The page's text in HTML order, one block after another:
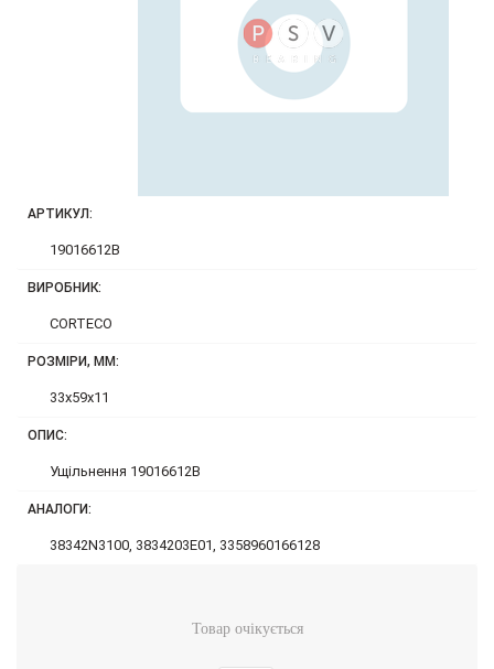
АРТИКУЛ:
19016612B
ВИРОБНИК:
CORTECO
РОЗМІРИ, ММ:
33x59x11
ОПИС:
Ущільнення 19016612B
АНАЛОГИ:
38342N3100, 3834203E01, 3358960166128
Товар очікується